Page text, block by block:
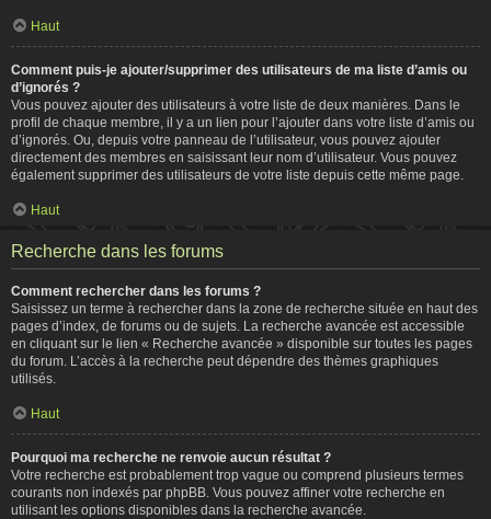
Haut
Comment puis-je ajouter/supprimer des utilisateurs de ma liste d’amis ou
d’ignorés ?
Vous pouvez ajouter des utilisateurs à votre liste de deux manières. Dans le
profil de chaque membre, il y a un lien pour l’ajouter dans votre liste d’amis ou
d’ignorés. Ou, depuis votre panneau de l’utilisateur, vous pouvez ajouter
directement des membres en saisissant leur nom d’utilisateur. Vous pouvez
également supprimer des utilisateurs de votre liste depuis cette même page.
Haut
Recherche dans les forums
Comment rechercher dans les forums ?
Saisissez un terme à rechercher dans la zone de recherche située en haut des
pages d’index, de forums ou de sujets. La recherche avancée est accessible
en cliquant sur le lien « Recherche avancée » disponible sur toutes les pages
du forum. L’accès à la recherche peut dépendre des thèmes graphiques
utilisés.
Haut
Pourquoi ma recherche ne renvoie aucun résultat ?
Votre recherche est probablement trop vague ou comprend plusieurs termes
courants non indexés par phpBB. Vous pouvez affiner votre recherche en
utilisant les options disponibles dans la recherche avancée.